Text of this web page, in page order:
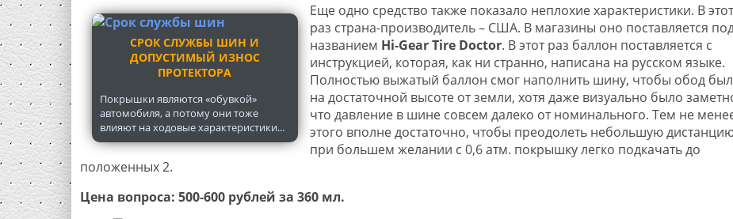
СРОК СЛУЖБЫ ШИН И
ДОПУСТИМЫЙ ИЗНОС
ПРОТЕКТОРА
Покрышки являются «обувкой»
автомобиля, а потому они тоже
влияют на ходовые характеристики...
Еще одно средство также показало неплохие характеристики. В этот
раз страна-производитель – США. В магазины оно поставляется
названием Hi-Gear Tire Doctor. В этот раз баллон поставляется с
инструкцией, которая, как ни странно, написана на русском языке.
Полностью выжатый баллон смог наполнить шину, чтобы обод был
на достаточной высоте от земли, хотя даже визуально было
что давление в шине совсем далеко от номинального. Тем не
этого вполне достаточно, чтобы преодолеть небольшую
при большем желании с 0,6 атм. покрышку легко подкачать до
положенных 2.
Цена вопроса: 500-600 рублей за 360 мл.